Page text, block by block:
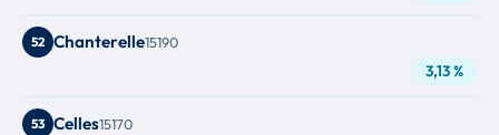
52 Chanterelle15190
3,13 %
53 Celles15170